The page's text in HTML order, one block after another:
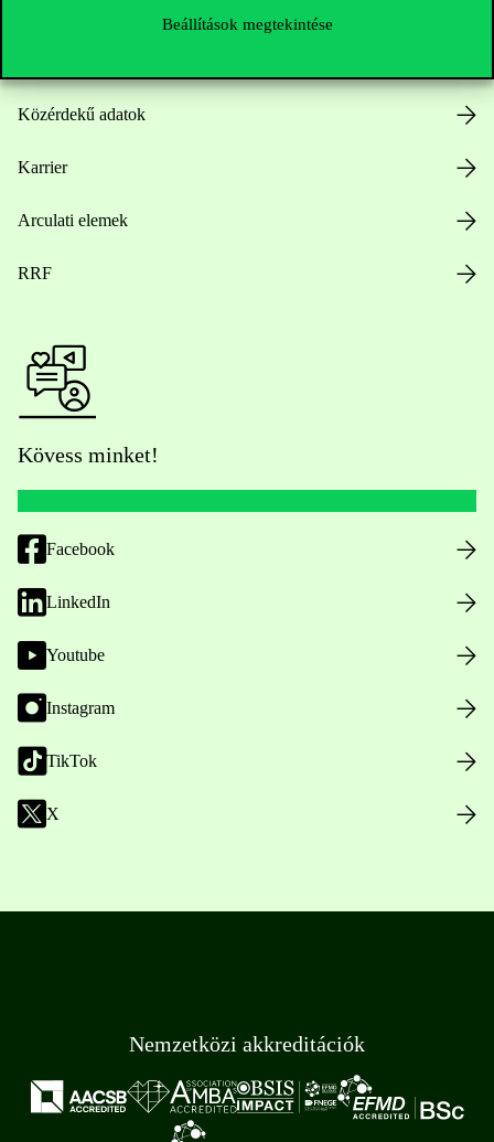
Beállítások megtekintése
Közérdekű adatok
Karrier
Arculati elemek
RRF
Kövess minket!
Facebook
LinkedIn
Youtube
Instagram
TikTok
X
Nemzetközi akkreditációk